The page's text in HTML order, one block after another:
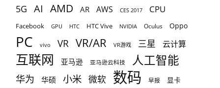
5G AI AMD AR AWS CES 2017 CPU
Facebook GPU HTC HTC Vive NVIDIA Oculus Oppo
PC vivo VR VR/AR VR游戏 三星 云计算
互联网 亚马逊 亚马逊云科技 人工智能
华为 华硕 小米 微软 数码 早报 显卡